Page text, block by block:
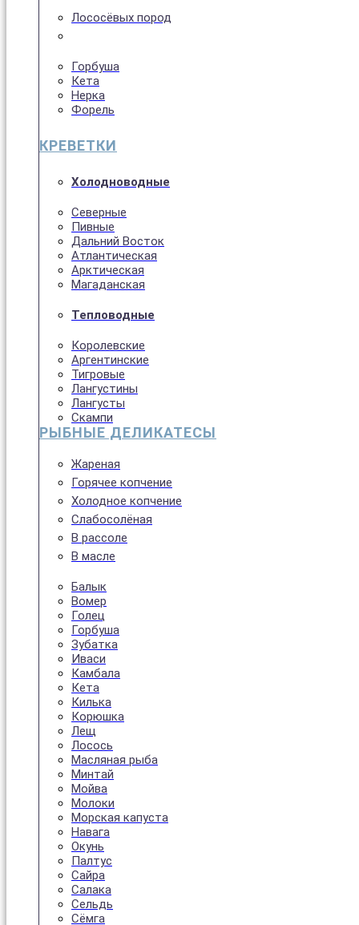
Лососёвых пород
Горбуша
Кета
Нерка
Форель
КРЕВЕТКИ
Холодноводные
Северные
Пивные
Дальний Восток
Атлантическая
Арктическая
Магаданская
Тепловодные
Королевские
Аргентинские
Тигровые
Лангустины
Лангусты
Скампи
РЫБНЫЕ ДЕЛИКАТЕСЫ
Жареная
Горячее копчение
Холодное копчение
Слабосолёная
В рассоле
В масле
Балык
Вомер
Голец
Горбуша
Зубатка
Иваси
Камбала
Кета
Килька
Корюшка
Лещ
Лосось
Масляная рыба
Минтай
Мойва
Молоки
Морская капуста
Навага
Окунь
Палтус
Сайра
Салака
Сельдь
Сёмга